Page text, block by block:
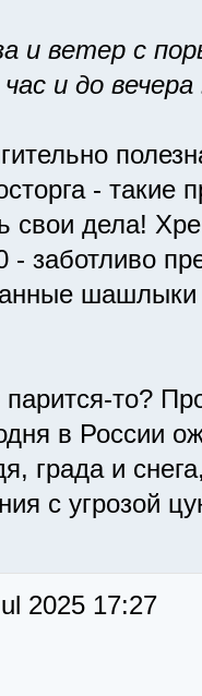
и ветер с
и до
-
свои дела!
- заботливо
шашлыки
то?
в России
града и
с угрозой
2025 17:27